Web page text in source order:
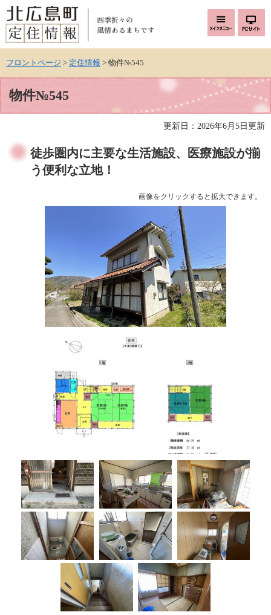
ページの先頭です。
メニューを飛ばして本文へ
フロントページ > 定住情報 > 物件№545
本文
物件№545
更新日：2026年6月5日更新
徒歩圏内に主要な生活施設、医療施設が揃
う便利な立地！
画像をクリックすると拡大できます。